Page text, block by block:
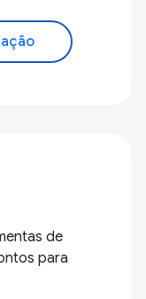
de
para